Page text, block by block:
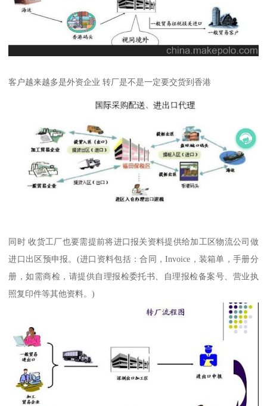
客户越来越多是外资企业 转厂是不是一定要交货到香港
同时 收货工厂也要需提前将进口报关资料提供给加工区物流公司做
进口出区预申报。(进口资料包括：合同，Invoice，装箱单，手册分
册，如需商检，请提供自理报检委托书、自理报检备案号、营业执
照复印件等其他资料。)